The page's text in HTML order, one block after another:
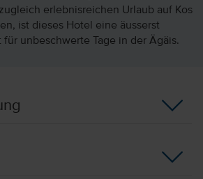
erlebnisreichen Urlaub auf Kos
ist dieses Hotel eine äusserst
unbeschwerte Tage in der Ägäis.